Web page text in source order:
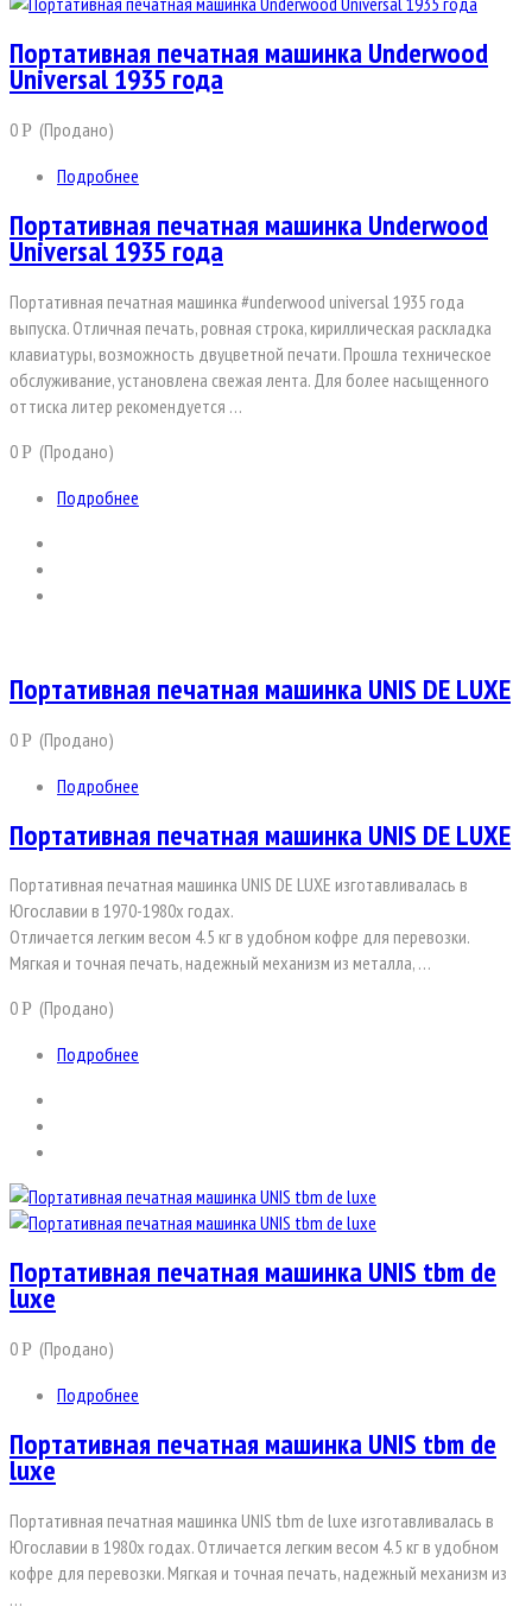
Портативная печатная машинка Underwood
Universal 1935 года
0Р (Продано)
Подробнее
Портативная печатная машинка Underwood
Universal 1935 года
Портативная печатная машинка #underwood universal 1935 года
выпуска. Отличная печать, ровная строка, кириллическая раскладка
клавиатуры, возможность двуцветной печати. Прошла техническое
обслуживание, установлена свежая лента. Для более насыщенного
оттиска литер рекомендуется …
0Р (Продано)
Подробнее
Портативная печатная машинка UNIS DE LUXE
0Р (Продано)
Подробнее
Портативная печатная машинка UNIS DE LUXE
Портативная печатная машинка UNIS DE LUXE изготавливалась в
Югославии в 1970-1980х годах.
Отличается легким весом 4.5 кг в удобном кофре для перевозки.
Мягкая и точная печать, надежный механизм из металла, …
0Р (Продано)
Подробнее
Портативная печатная машинка UNIS tbm de
luxe
0Р (Продано)
Подробнее
Портативная печатная машинка UNIS tbm de
luxe
Портативная печатная машинка UNIS tbm de luxe изготавливалась в
Югославии в 1980х годах. Отличается легким весом 4.5 кг в удобном
кофре для перевозки. Мягкая и точная печать, надежный механизм из
…